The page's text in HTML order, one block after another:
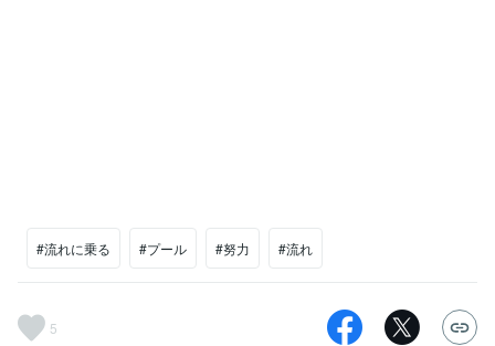
#流れに乗る #プール #努力 #流れ
5